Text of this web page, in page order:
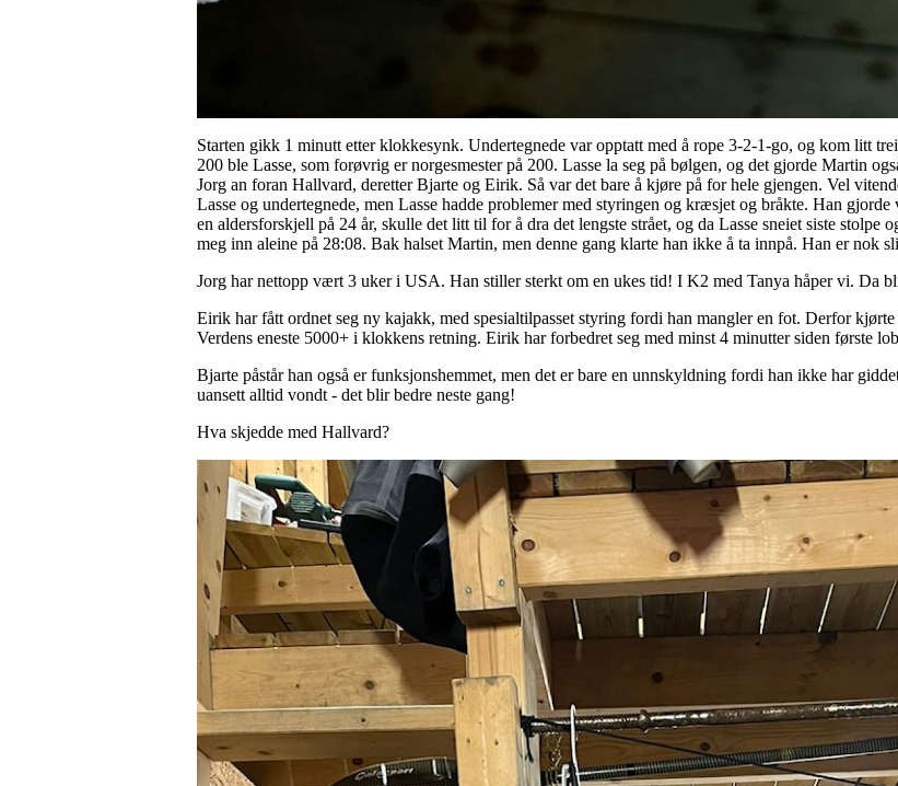
Starten gikk 1 minutt etter klokkesynk. Undertegnede var opptatt med å rope 3-2-1-go, og kom litt
200 ble Lasse, som forøvrig er norgesmester på 200. Lasse la seg på bølgen, og det gjorde Martin
Jorg an foran Hallvard, deretter Bjarte og Eirik. Så var det bare å kjøre på for hele gjengen. Vel
Lasse og undertegnede, men Lasse hadde problemer med styringen og kræsjet og bråkte. Han
en aldersforskjell på 24 år, skulle det litt til for å dra det lengste strået, og da Lasse sneiet siste stolpe
meg inn aleine på 28:08. Bak halset Martin, men denne gang klarte han ikke å ta innpå. Han er nok
Jorg har nettopp vært 3 uker i USA. Han stiller sterkt om en ukes tid! I K2 med Tanya håper vi. Da
Eirik har fått ordnet seg ny kajakk, med spesialtilpasset styring fordi han mangler en fot. Derfor
Verdens eneste 5000+ i klokkens retning. Eirik har forbedret seg med minst 4 minutter siden første
Bjarte påstår han også er funksjonshemmet, men det er bare en unnskyldning fordi han ikke har
uansett alltid vondt - det blir bedre neste gang!
Hva skjedde med Hallvard?